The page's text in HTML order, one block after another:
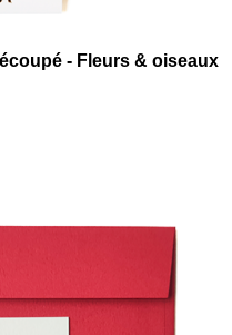
- Fleurs & oiseaux